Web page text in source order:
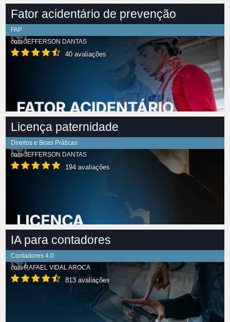
Fator acidentário de prevenção
FAP
comJEFFERSON DANTAS
40 avaliações
Licença paternidade
Direitos e Boas Práticas
comJEFFERSON DANTAS
194 avaliações
IA para contadores
Contadores 4.0
comRAFAEL VIDAL AROCA
813 avaliações